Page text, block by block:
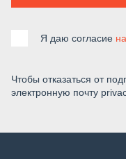
Я даю согласие
Чтобы отказаться от
электронную почту